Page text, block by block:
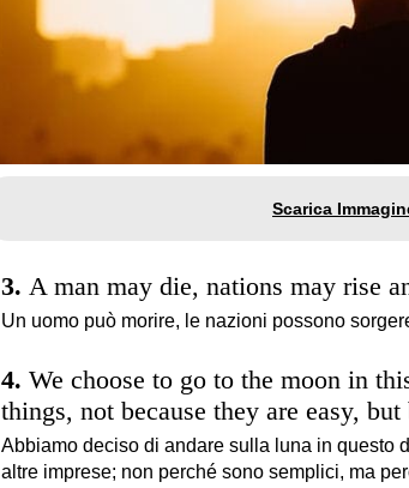
A man may die, nations may rise
Un uomo può morire, le nazioni possono
We choose to go to the moon in
things, not because they are easy, but
Abbiamo deciso di andare sulla luna in questo
altre imprese; non perché sono semplici, ma